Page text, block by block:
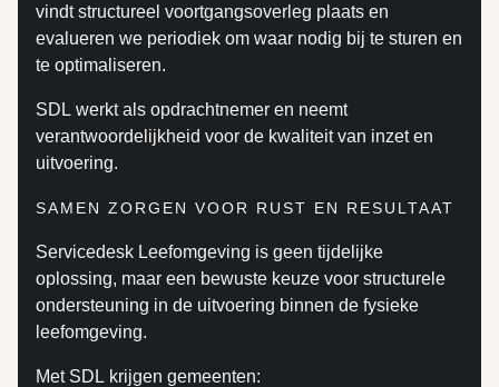
vindt structureel voortgangsoverleg plaats en
evalueren we periodiek om waar nodig bij te sturen en
te optimaliseren.
SDL werkt als opdrachtnemer en neemt
verantwoordelijkheid voor de kwaliteit van inzet en
uitvoering.
SAMEN ZORGEN VOOR RUST EN RESULTAAT
Servicedesk Leefomgeving is geen tijdelijke
oplossing, maar een bewuste keuze voor structurele
ondersteuning in de uitvoering binnen de fysieke
leefomgeving.
Met SDL krijgen gemeenten: